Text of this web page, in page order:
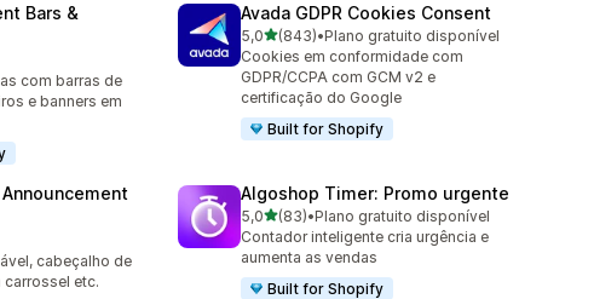
Bars &
com barras de
e banners em
Avada GDPR Cookies Consent
5,0de 5 estrelas
(843)
843 avaliações ao todo
•Plano gratuito disponível
Cookies em conformidade com
GDPR/CCPA com GCM v2 e
certificação do Google
Built for Shopify
cabeçalho de
carrossel etc.
Algoshop Timer: Promo urgente
5,0de 5 estrelas
(83)
83 avaliações ao todo
•Plano gratuito disponível
Contador inteligente cria urgência e
aumenta as vendas
Built for Shopify